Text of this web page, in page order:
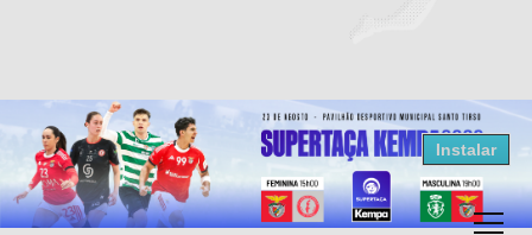
Resultados Andebol
Federação de Andebol de Portugal
Grátis - Disponivel na Play Store
Instalar